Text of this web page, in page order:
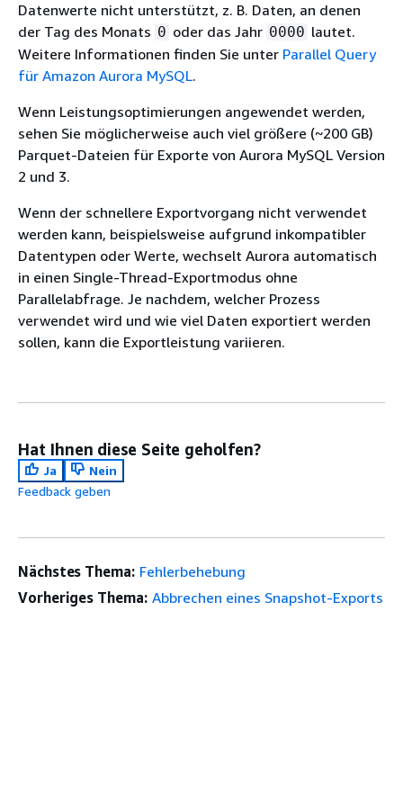
Datenwerte nicht unterstützt, z. B. Daten, an denen
der Tag des Monats 0 oder das Jahr 0000 lautet.
Weitere Informationen finden Sie unter Parallel Query
für Amazon Aurora MySQL.
Wenn Leistungsoptimierungen angewendet werden,
sehen Sie möglicherweise auch viel größere (~200 GB)
Parquet-Dateien für Exporte von Aurora MySQL Version
2 und 3.
Wenn der schnellere Exportvorgang nicht verwendet
werden kann, beispielsweise aufgrund inkompatibler
Datentypen oder Werte, wechselt Aurora automatisch
in einen Single-Thread-Exportmodus ohne
Parallelabfrage. Je nachdem, welcher Prozess
verwendet wird und wie viel Daten exportiert werden
sollen, kann die Exportleistung variieren.
Hat Ihnen diese Seite geholfen?
Ja
Nein
Feedback geben
Nächstes Thema: Fehlerbehebung
Vorheriges Thema: Abbrechen eines Snapshot-Exports